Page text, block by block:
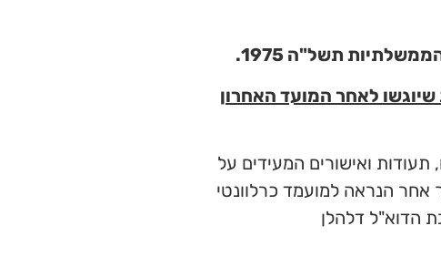
10.11.2025 בשעה 12:00 בצהריים. הצעות שיוגשו לאחר המועד האחרון
ואישורים המעידים על
הנראה למועמד כרלוונטי
הדוא"ל דלהלן